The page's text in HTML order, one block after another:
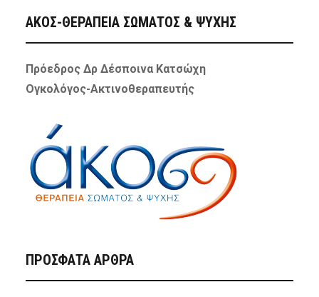
ΑΚΟΣ-ΘΕΡΑΠΕΙΑ ΣΩΜΑΤΟΣ & ΨΥΧΗΣ
Πρόεδρος Δρ Δέσποινα Κατσώχη
Ογκολόγος-Ακτινοθεραπευτής
ΠΡΌΣΦΑΤΑ ΆΡΘΡΑ